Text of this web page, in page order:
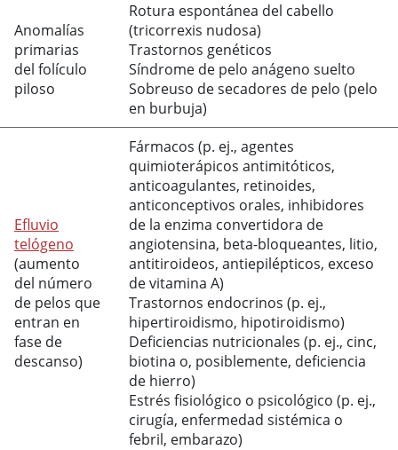
Anomalías
primarias
del folículo
piloso
Rotura espontánea del cabello
(tricorrexis nudosa)
Trastornos genéticos
Síndrome de pelo anágeno suelto
Sobreuso de secadores de pelo (pelo
en burbuja)
Efluvio
telógeno
(aumento
del número
de pelos que
entran en
fase de
descanso)
Fármacos (p. ej., agentes
quimioterápicos antimitóticos,
anticoagulantes, retinoides,
anticonceptivos orales, inhibidores
de la enzima convertidora de
angiotensina, beta-bloqueantes, litio,
antitiroideos, antiepilépticos, exceso
de vitamina A)
Trastornos endocrinos (p. ej.,
hipertiroidismo, hipotiroidismo)
Deficiencias nutricionales (p. ej., cinc,
biotina o, posiblemente, deficiencia
de hierro)
Estrés fisiológico o psicológico (p. ej.,
cirugía, enfermedad sistémica o
febril, embarazo)